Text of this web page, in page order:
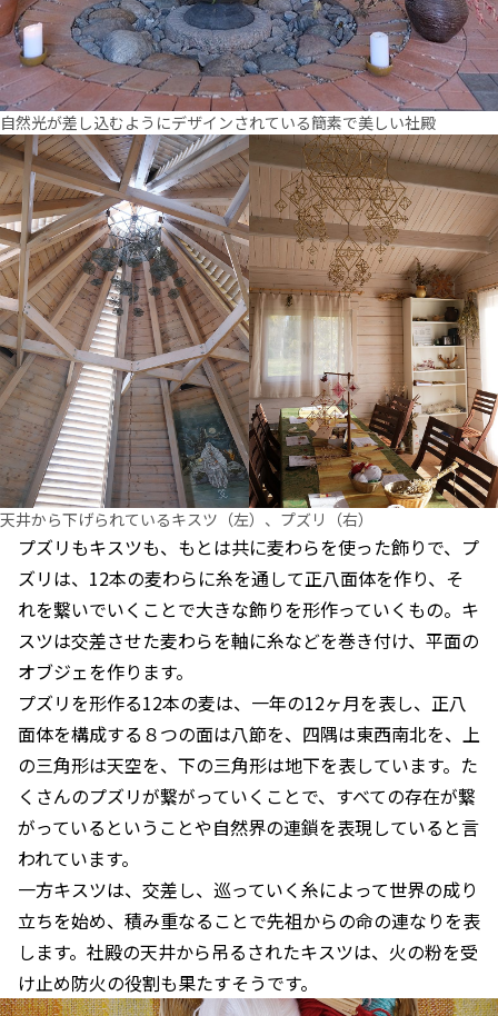
自然光が差し込むようにデザインされている簡素で美しい社殿
天井から下げられているキスツ（左）、プズリ（右）
プズリもキスツも、もとは共に麦わらを使った飾りで、プ
ズリは、12本の麦わらに糸を通して正八面体を作り、そ
れを繋いでいくことで大きな飾りを形作っていくもの。キ
スツは交差させた麦わらを軸に糸などを巻き付け、平面の
オブジェを作ります。
プズリを形作る12本の麦は、一年の12ヶ月を表し、正八
面体を構成する８つの面は八節を、四隅は東西南北を、上
の三角形は天空を、下の三角形は地下を表しています。た
くさんのプズリが繋がっていくことで、すべての存在が繋
がっているということや自然界の連鎖を表現していると言
われています。
一方キスツは、交差し、巡っていく糸によって世界の成り
立ちを始め、積み重なることで先祖からの命の連なりを表
します。社殿の天井から吊るされたキスツは、火の粉を受
け止め防火の役割も果たすそうです。